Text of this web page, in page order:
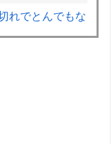
れでとんでもな